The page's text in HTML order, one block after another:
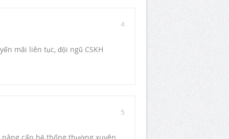
4
mãi liên tục, đội ngũ CSKH
5